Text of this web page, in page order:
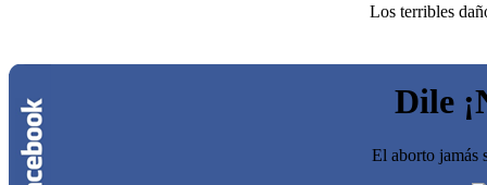
Los terribles
Dile
El aborto jamás